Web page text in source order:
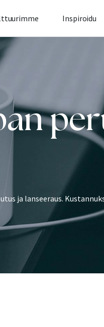
Inspiroidu
ja lanseeraus.